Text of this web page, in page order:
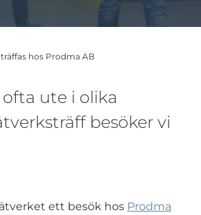
hos Prodma AB
ute i olika
besöker vi
ett besök hos Prodma